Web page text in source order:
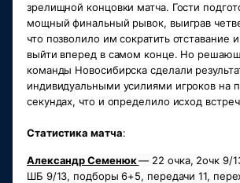
зрелищной концовки матча. Гости
мощный финальный рывок, выиграв
что позволило им сократить отставание
выйти вперед в самом конце. Но
команды Новосибирска сделали
индивидуальными усилиями игроков на
секундах, что и определило исход
Статистика матча:
Александр Семенюк — 22 очка, 2очк 9/
ШБ 9/13, подборы 6+5, передачи 11,